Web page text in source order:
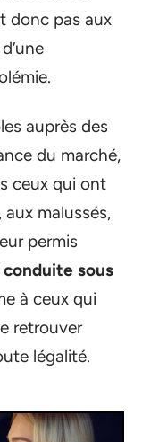
donc pas aux
auprès des
du marché,
ceux qui ont
, aux malussés,
permis
conduite sous
à ceux qui
retrouver
légalité.